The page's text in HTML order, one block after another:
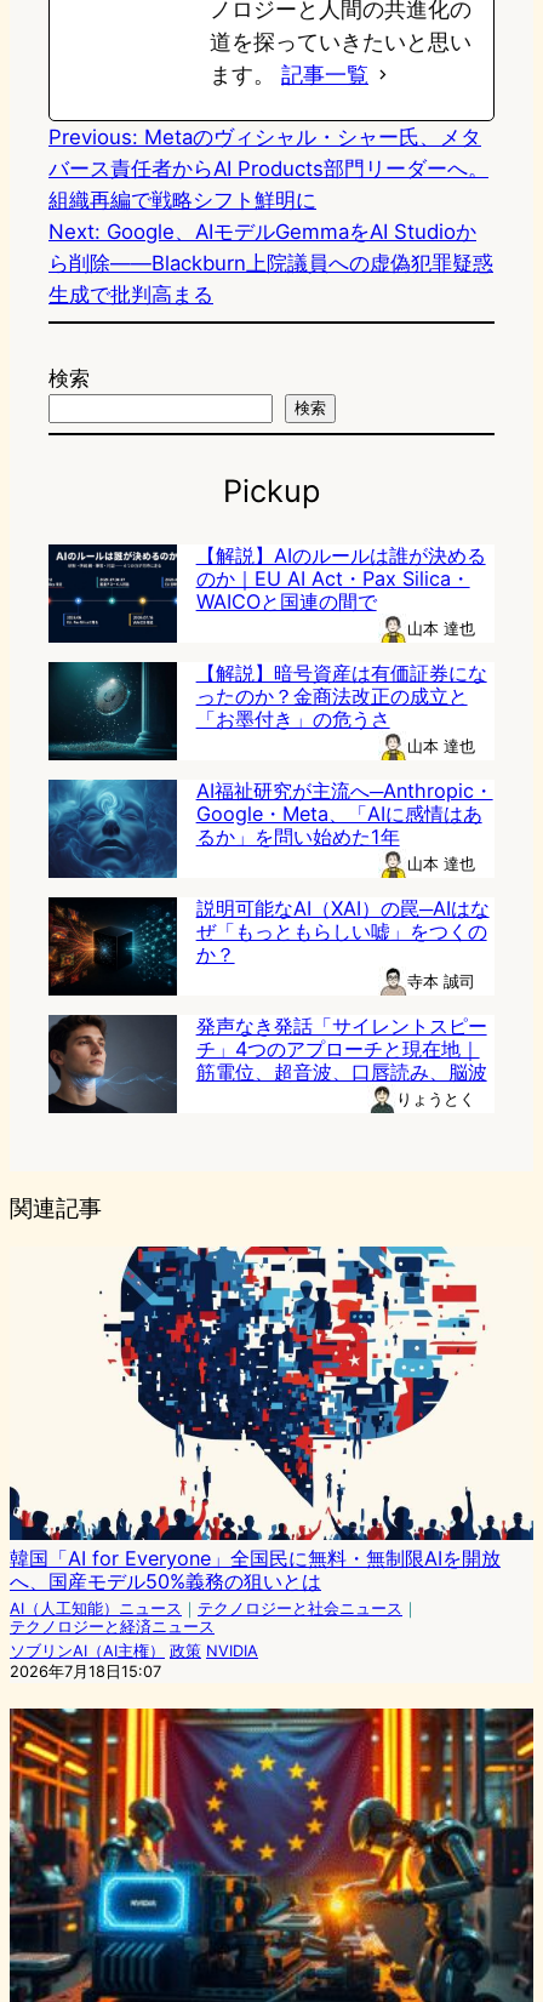
ノロジーと人間の共進化の
道を探っていきたいと思い
ます。 記事一覧
Previous: Metaのヴィシャル・シャー氏、メタ
バース責任者からAI Products部門リーダーへ。
組織再編で戦略シフト鮮明に
Next: Google、AIモデルGemmaをAI Studioか
ら削除――Blackburn上院議員への虚偽犯罪疑惑
生成で批判高まる
検索
検索
Pickup
【解説】AIのルールは誰が決める
のか｜EU AI Act・Pax Silica・
WAICOと国連の間で
山本 達也
【解説】暗号資産は有価証券にな
ったのか？金商法改正の成立と
「お墨付き」の危うさ
山本 達也
AI福祉研究が主流へ─Anthropic・
Google・Meta、「AIに感情はあ
るか」を問い始めた1年
山本 達也
説明可能なAI（XAI）の罠─AIはな
ぜ「もっともらしい嘘」をつくの
か？
寺本 誠司
発声なき発話「サイレントスピー
チ」4つのアプローチと現在地｜
筋電位、超音波、口唇読み、脳波
りょうとく
関連記事
韓国「AI for Everyone」全国民に無料・無制限AIを開放
へ、国産モデル50%義務の狙いとは
AI（人工知能）ニュース ｜ テクノロジーと社会ニュース ｜
テクノロジーと経済ニュース
ソブリンAI（AI主権）
政策 NVIDIA
2026年7月18日15:07